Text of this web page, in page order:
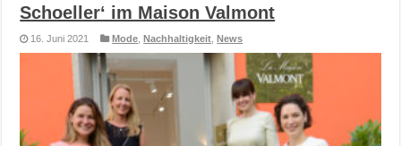
Schoeller‘ im Maison Valmont
16. Juni 2021 Mode ,Nachhaltigkeit ,News